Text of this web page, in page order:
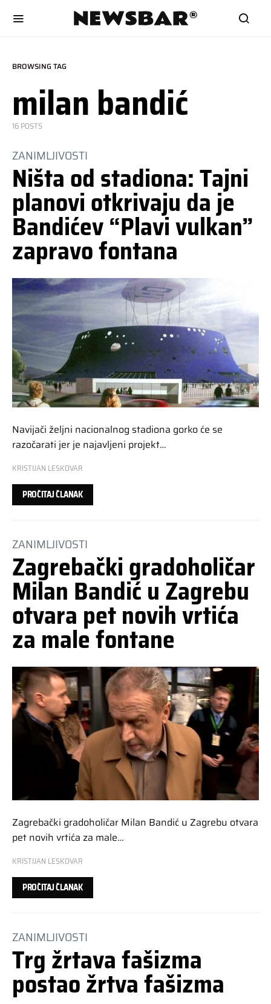
BROWSING TAG
milan bandić
16 POSTS
ZANIMLJIVOSTI
Ništa od stadiona: Tajni
planovi otkrivaju da je
Bandićev “Plavi vulkan”
zapravo fontana
Navijači željni nacionalnog stadiona gorko će se
razočarati jer je najavljeni projekt…
KRISTIJAN LESKOVAR
PROČITAJ ČLANAK
ZANIMLJIVOSTI
Zagrebački gradoholičar
Milan Bandić u Zagrebu
otvara pet novih vrtića
za male fontane
Zagrebački gradoholičar Milan Bandić u Zagrebu otvara
pet novih vrtića za male…
KRISTIJAN LESKOVAR
PROČITAJ ČLANAK
ZANIMLJIVOSTI
Trg žrtava fašizma
postao žrtva fašizma